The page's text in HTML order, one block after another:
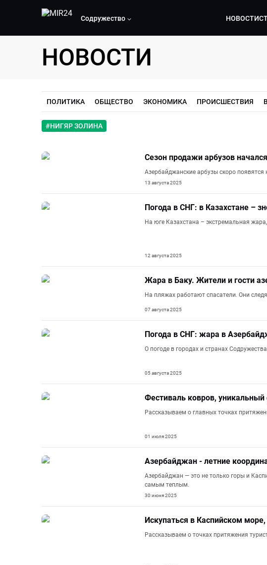
Содружество НОВОСТИ
НОВОСТИ
ПОЛИТИКА ОБЩЕСТВО ЭКОНОМИКА ПРОИСШЕСТВИЯ
#НИГЯР ЗОЛИНА
Сезон продажи арбузов
Азербайджанские арбузы скоро появятся
13 августа 2025
Погода в СНГ: в Казахстане –
На юге Казахстана – экстремальная
12 августа 2025
Жара в Баку. Жители и гости
На пляжах работают спасатели. Они
07 августа 2025
Погода в СНГ: жара в
О погоде в городах и странах
05 августа 2025
Фестиваль ковров, уникальный
Рассказываем о главных точках
01 июля 2025
Азербайджан - летние
Азербайджан — это не только горы и
самым теплым.
30 июня 2025
Искупаться в Каспийском
Рассказываем о точках притяжения